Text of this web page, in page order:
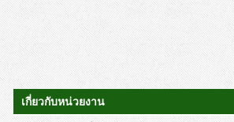
เกี่ยวกับหน่วยงาน